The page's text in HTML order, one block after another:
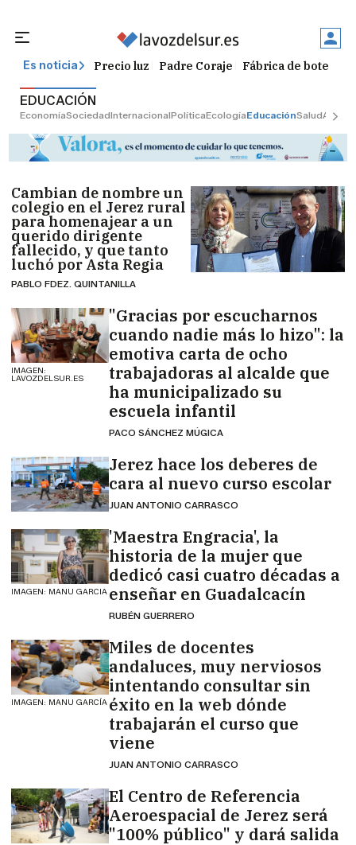
Es noticia Precio luz Padre Coraje Fábrica de botellas
EDUCACIÓN
EconomíaSociedadInternacionalPolíticaEcologíaEducaciónSalud
Cambian de nombre un
colegio en el Jerez rural
para homenajear a un
querido dirigente
fallecido, y que tanto
luchó por Asta Regia
PABLO FDEZ. QUINTANILLA
IMAGEN:
LAVOZDELSUR.ES
"Gracias por escucharnos
cuando nadie más lo hizo": la
emotiva carta de ocho
trabajadoras al alcalde que
ha municipalizado su
escuela infantil
PACO SÁNCHEZ MÚGICA
Jerez hace los deberes de
cara al nuevo curso escolar
JUAN ANTONIO CARRASCO
IMAGEN: MANU GARCIA
'Maestra Engracia', la
historia de la mujer que
dedicó casi cuatro décadas a
enseñar en Guadalcacín
RUBÉN GUERRERO
IMAGEN: MANU GARCÍA
Miles de docentes
andaluces, muy nerviosos
intentando consultar sin
éxito en la web dónde
trabajarán el curso que
viene
JUAN ANTONIO CARRASCO
El Centro de Referencia
Aeroespacial de Jerez será
"100% público" y dará salida